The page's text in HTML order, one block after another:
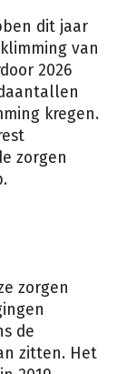
dit jaar
van
2026
kregen.
zorgen
zorgen
de
zitten. Het